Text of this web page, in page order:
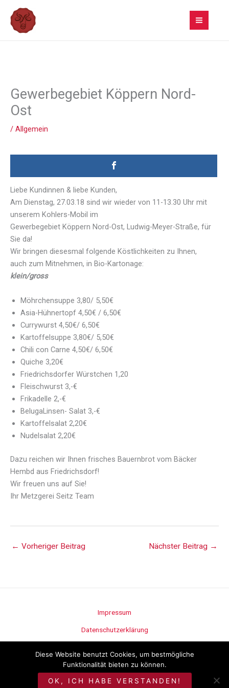
Inhalt
springen
Gewerbegebiet Köppern Nord-
Ost
/ Allgemein
Liebe Kundinnen & liebe Kunden,
Am Dienstag, 27.03.18 sind wir wieder von 11-13.30 Uhr mit
unserem Kohlers-Mobil im
Gewerbegebiet Köppern Nord-Ost, Ludwig-Meyer-Straße, für
Sie da!
Wir bringen diesesmal folgende Köstlichkeiten zu Ihnen,
auch zum Mitnehmen, in Bio-Kartonage:
klein/gross
Möhrchensuppe 3,80/ 5,50€
Asia-Hühnertopf 4,50€ / 6,50€
Currywurst 4,50€/ 6,50€
Kartoffelsuppe 3,80€/ 5,50€
Chili con Carne 4,50€/ 6,50€
Quiche 3,20€
Friedrichsdorfer Würstchen 1,20
Fleischwurst 3,-€
Frikadelle 2,-€
BelugaLinsen- Salat 3,-€
Kartoffelsalat 2,20€
Nudelsalat 2,20€
Dazu reichen wir Ihnen frisches Bauernbrot vom Bäcker
Hembd aus Friedrichsdorf!
Wir freuen uns auf Sie!
Ihr Metzgerei Seitz Team
← Vorheriger Beitrag Nächster Beitrag →
Impressum
Datenschutzerklärung
©Metzgerei Seitz
Diese Website benutzt Cookies, um bestmögliche
Funktionalität bieten zu können.
OK, ICH HABE VERSTANDEN!